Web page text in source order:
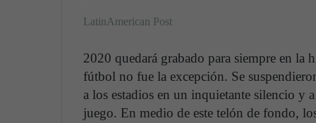
LatinAmerican Post
2020 quedará grabado para siempre en
fútbol no fue la excepción. Se
a los estadios en un inquietante silencio y
juego. En medio de este telón de fondo,